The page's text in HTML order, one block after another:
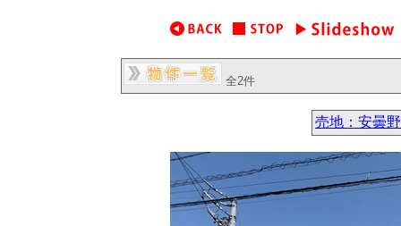
全2件
売地：安曇